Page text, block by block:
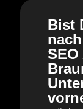
Bist